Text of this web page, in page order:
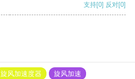
支持[0] 反对[0]
旋风加速度器
旋风加速